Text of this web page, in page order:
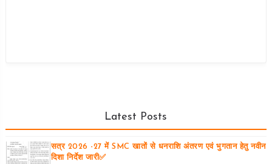
Latest Posts
सत्र 2026 -27 में SMC खातों से धनराशि अंतरण एवं भुगतान हेतु नवीन
दिशा निर्देश जारी✅